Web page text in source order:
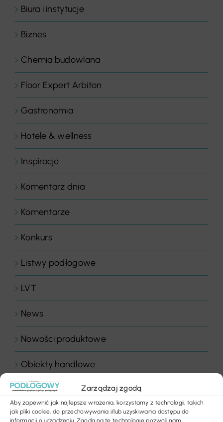
Zarządzaj zgodą
Aby zapewnić jak najlepsze wrażenia, korzystamy z technologii, takich
jak pliki cookie, do przechowywania i/lub uzyskiwania dostępu do
informacji o urządzeniu. Zgoda na te technologie pozwoli nam
Biura i instytucje
Biznes
Chemia budowlana
Floor Expert Arbiton
Gastronomia
Hotele & wellness
Inspiracje
Komentarz dnia
Komentarze
Konkurs
Listwy podłogowe
LVT
News
Nowości produktowe
Obiekty handlowe
Obiekty sportowe
Ogłoszenia